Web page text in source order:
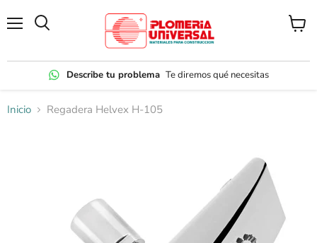
Describe tu problema Te diremos qué necesitas
Ver
Inicio Regadera Helvex H-105